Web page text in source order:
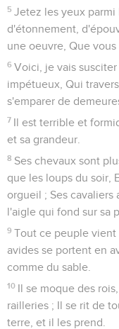
5 Jetez les yeux parmi
d'étonnement,
une oeuvre, Que
6 Voici, je vais
impétueux, Qui
s'emparer de
7 Il est terrible et
et sa grandeur.
8 Ses chevaux sont
que les loups du soir,
orgueil ; Ses
l'aigle qui fond sur sa
9 Tout ce peuple vient
avides se portent en
comme du sable.
10 Il se moque des
railleries ; Il se rit de
terre, et il les prend.